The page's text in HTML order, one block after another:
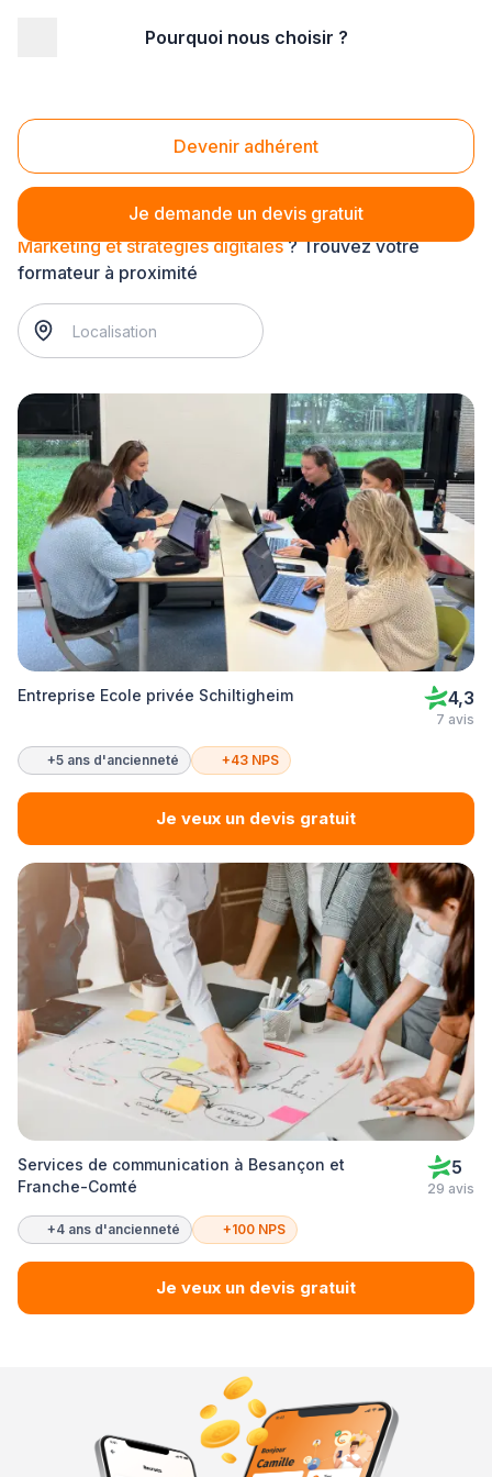
Pourquoi nous choisir ?
Devenir adhérent
Je demande un devis gratuit
Marketing et stratégies digitales
Marketing et stratégies digitales? Trouvez votre
formateur à proximité
Entreprise Ecole privée Schiltigheim 4,3
7 avis
+5 ans d'ancienneté +43 NPS
Je veux un devis gratuit
Services de communication à Besançon et
Franche-Comté
5
29 avis
+4 ans d'ancienneté +100 NPS
Je veux un devis gratuit